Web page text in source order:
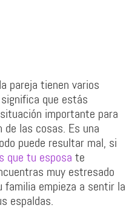
pareja tienen varios
que estás
importante para
las cosas. Es una
puede resultar mal, si
que tu esposa te
muy estresado
empieza a sentir la
espaldas.